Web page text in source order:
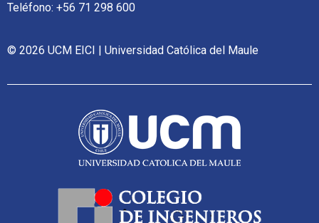
Teléfono: +56 71 298 600
© 2026 UCM EICI | Universidad Católica del Maule